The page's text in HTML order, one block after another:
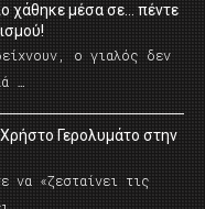
χάθηκε μέσα σε… πέντε
ο γιαλός δεν
…
Γερολυμάτο στην
να «ζεσταίνει τις